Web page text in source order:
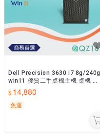
Dell Precision 3630 i7 8g/240g
win11 優質二手桌機主機 桌機 桌
上型電腦 二手主機
14,880
免運